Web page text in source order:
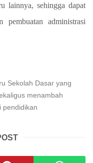
lainnya, sehingga dapat
pembuatan administrasi
Sekolah Dasar yang
menambah
pendidikan